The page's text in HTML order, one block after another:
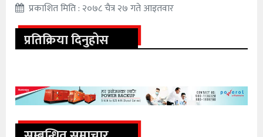
प्रकाशित मिति : २०७८ चैत्र २७ गते आइतवार
प्रतिक्रिया दिनुहोस